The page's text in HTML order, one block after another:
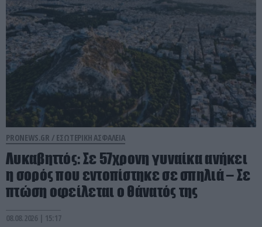
PRONEWS.GR / ΕΣΩΤΕΡΙΚΗ ΑΣΦΑΛΕΙΑ
Λυκαβηττός: Σε 57χρονη γυναίκα ανήκει
η σορός που εντοπίστηκε σε σπηλιά – Σε
πτώση οφείλεται ο θάνατός της
08.08.2026 | 15:17